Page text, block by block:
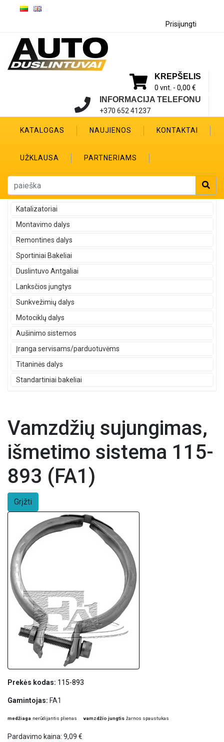
Prisijungti
KREPŠELIS
0 vnt. - 0,00 €
INFORMACIJA TELEFONU
+370 652 41237
KATALOGAS NAUJIENOS KONTAKTAI
UŽKLAUSA PARTNERIAMS
Katalizatoriai
Montavimo dalys
Remontines dalys
Sportiniai Bakeliai
Duslintuvo Antgaliai
Lanksčios jungtys
Sunkvežimių dalys
Motociklų dalys
Aušinimo sistemos
Įranga servisams/parduotuvėms
Titaninės dalys
Standartiniai bakeliai
Vamzdžių sujungimas,
išmetimo sistema 115-
893 (FA1)
Grįžti
Prekės kodas: 115-893
Gamintojas: FA1
medžiaga nerūdijantis plienas vamzdžio jungtis žarnos spaustukas
Pardavimo kaina: 9,09 €